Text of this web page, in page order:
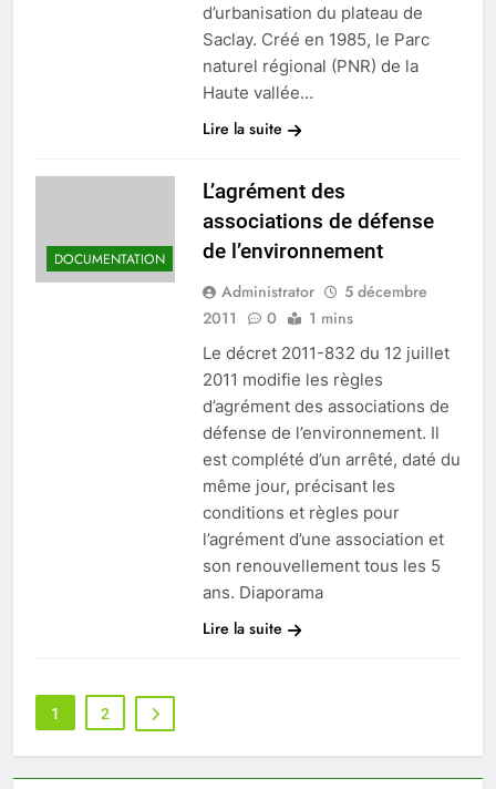
d’urbanisation du plateau de
Saclay. Créé en 1985, le Parc
naturel régional (PNR) de la
Haute vallée…
Lire la suite
DOCUMENTATION
L’agrément des
associations de défense
de l’environnement
Administrator
5 décembre
2011
0 1 mins
Le décret 2011-832 du 12 juillet
2011 modifie les règles
d’agrément des associations de
défense de l’environnement. Il
est complété d’un arrêté, daté du
même jour, précisant les
conditions et règles pour
l’agrément d’une association et
son renouvellement tous les 5
ans. Diaporama
Lire la suite
1 2